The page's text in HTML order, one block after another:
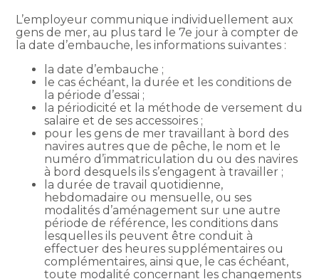
L’employeur communique individuellement aux
gens de mer, au plus tard le 7e jour à compter de
la date d’embauche, les informations suivantes :
la date d’embauche ;
le cas échéant, la durée et les conditions de
la période d’essai ;
la périodicité et la méthode de versement du
salaire et de ses accessoires ;
pour les gens de mer travaillant à bord des
navires autres que de pêche, le nom et le
numéro d’immatriculation du ou des navires
à bord desquels ils s’engagent à travailler ;
la durée de travail quotidienne,
hebdomadaire ou mensuelle, ou ses
modalités d’aménagement sur une autre
période de référence, les conditions dans
lesquelles ils peuvent être conduit à
effectuer des heures supplémentaires ou
complémentaires, ainsi que, le cas échéant,
toute modalité concernant les changements